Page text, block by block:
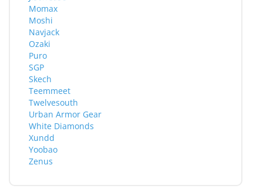
Momax
Moshi
Navjack
Ozaki
Puro
SGP
Skech
Teemmeet
Twelvesouth
Urban Armor Gear
White Diamonds
Xundd
Yoobao
Zenus